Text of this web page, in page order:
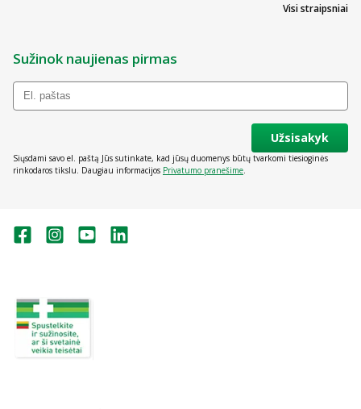
Visi straipsniai
Sužinok naujienas pirmas
Užsisakyk
Siųsdami savo el. paštą Jūs sutinkate, kad jūsų duomenys būtų tvarkomi tiesioginės
rinkodaros tikslu. Daugiau informacijos Privatumo pranešime.